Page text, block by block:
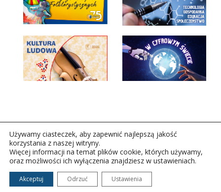
Copyright © 2026Polskie Radio Rzeszów S.A. w likwidacj.
Wszelkie prawa zastrzeżone.
Używamy ciasteczek, aby zapewnić najlepszą jakość
korzystania z naszej witryny.
Więcej informacji na temat plików cookie, których używamy,
oraz możliwości ich wyłączenia znajdziesz w ustawieniach.
Akceptuj Odrzuć Ustawienia